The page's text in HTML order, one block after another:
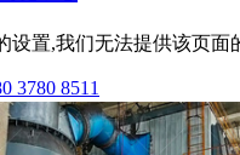
设置,我们无法提供该页面
3780 8511